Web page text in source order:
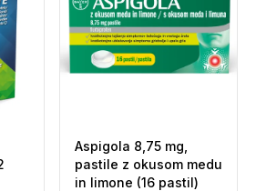
Aspigola 8,75 mg,
pastile z okusom medu
in limone (16 pastil)